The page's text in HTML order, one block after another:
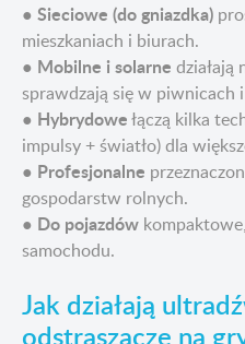
● Sieciowe (do gniazdka)
mieszkaniach i biurach.
● Mobilne i solarne działają
sprawdzają się w piwnicach
● Hybrydowełączą kilka
impulsy + światło) dla
● Profesjonalne
gospodarstw rolnych.
● Do pojazdów
samochodu.
Jak działają
odstraszacze na